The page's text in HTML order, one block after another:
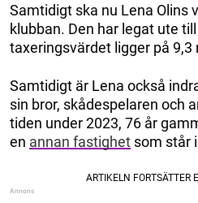
Samtidigt ska nu Lena Olins
klubban. Den har legat ute
taxeringsvärdet ligger på 9,3
Samtidigt är Lena också
sin bror, skådespelaren och
tiden under 2023, 76 år
en annan fastighet som står